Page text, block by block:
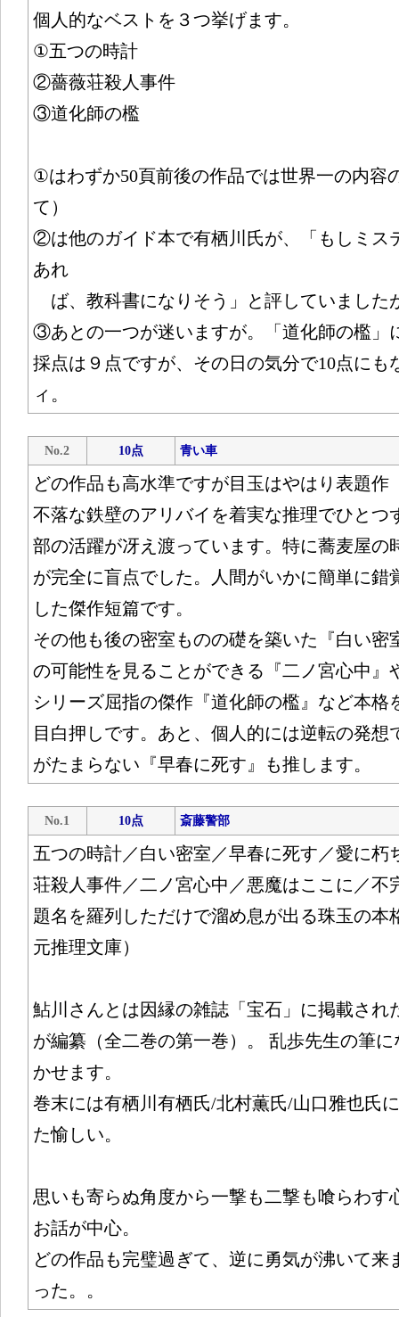
個人的なベストを３つ挙げます。
①五つの時計
②薔薇荘殺人事件
③道化師の檻
①はわずか50頁前後の作品では世界一の内容
て）
②は他のガイド本で有栖川氏が、「もしミス
あれ
ば、教科書になりそう」と評していました
③あとの一つが迷いますが。「道化師の檻」
採点は９点ですが、その日の気分で10点にも
ィ。
No.2 10点 青い車
どの作品も高水準ですが目玉はやはり表題作
不落な鉄壁のアリバイを着実な推理でひとつ
部の活躍が冴え渡っています。特に蕎麦屋の
が完全に盲点でした。人間がいかに簡単に錯
した傑作短篇です。
その他も後の密室ものの礎を築いた『白い密
の可能性を見ることができる『二ノ宮心中』
シリーズ屈指の傑作『道化師の檻』など本格
目白押しです。あと、個人的には逆転の発想
がたまらない『早春に死す』も推します。
No.1 10点 斎藤警部
五つの時計／白い密室／早春に死す／愛に朽
荘殺人事件／二ノ宮心中／悪魔はここに／不
題名を羅列しただけで溜め息が出る珠玉の本
元推理文庫）
鮎川さんとは因縁の雑誌「宝石」に掲載され
が編纂（全二巻の第一巻）。 乱歩先生の筆
かせます。
巻末には有栖川有栖氏/北村薫氏/山口雅也氏
た愉しい。
思いも寄らぬ角度から一撃も二撃も喰らわす
お話が中心。
どの作品も完璧過ぎて、逆に勇気が沸いて来
った。。